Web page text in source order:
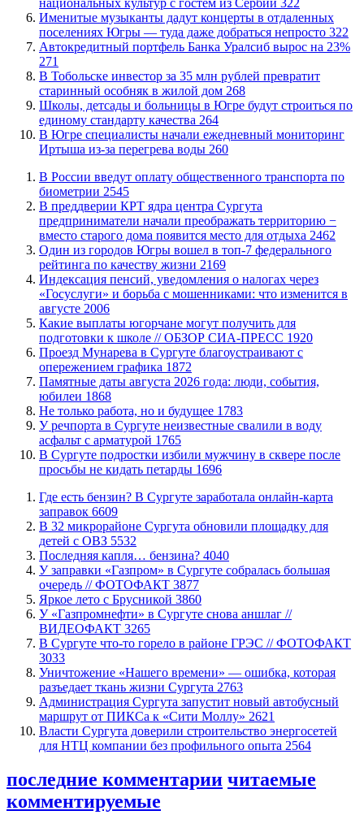
Именитые музыканты дадут концерты в отдаленных
поселениях Югры — туда даже добраться непросто 322
​Автокредитный портфель Банка Уралсиб вырос на 23%
271
В Тобольске инвестор за 35 млн рублей превратит
старинный особняк в жилой дом 268
Школы, детсады и больницы в Югре будут строиться по
единому стандарту качества 264
В Югре специалисты начали ежедневный мониторинг
Иртыша из-за перегрева воды 260
В России введут оплату общественного транспорта по
биометрии 2545
​В преддверии КРТ ядра центра Сургута
предприниматели начали преображать территорию −
вместо старого дома появится место для отдыха 2462
Один из городов Югры вошел в топ-7 федерального
рейтинга по качеству жизни 2169
​Индексация пенсий, уведомления о налогах через
«Госуслуги» и борьба с мошенниками: что изменится в
августе 2006
Какие выплаты югорчане могут получить для
подготовки к школе // ОБЗОР СИА-ПРЕСС 1920
​Проезд Мунарева в Сургуте благоустраивают с
опережением графика 1872
​Памятные даты августа 2026 года: люди, события,
юбилеи 1868
​Не только работа, но и будущее 1783
​У речпорта в Сургуте неизвестные свалили в воду
асфальт с арматурой 1765
В Сургуте подростки избили мужчину в сквере после
просьбы не кидать петарды 1696
​Где есть бензин? В Сургуте заработала онлайн-карта
заправок 6609
В 32 микрорайоне Сургута обновили площадку для
детей с ОВЗ 5532
​Последняя капля… бензина? 4040
​У заправки «Газпром» в Сургуте собралась большая
очередь // ФОТОФАКТ 3877
Яркое лето с Брусникой 3860
У «Газпромнефти» в Сургуте снова аншлаг //
ВИДЕОФАКТ 3265
​В Сургуте что-то горело в районе ГРЭС // ФОТОФАКТ
3033
​Уничтожение «Нашего времени» — ошибка, которая
разъедает ткань жизни Сургута 2763
​Администрация Сургута запустит новый автобусный
маршрут от ПИКСа к «Сити Моллу» 2621
Власти Сургута доверили строительство энергосетей
для НТЦ компании без профильного опыта 2564
последние комментарии читаемые
комментируемые